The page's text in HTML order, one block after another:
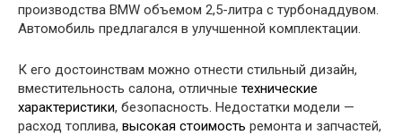
производства BMW объемом 2,5-литра с турбонаддувом.
Автомобиль предлагался в улучшенной комплектации.
К его достоинствам можно отнести стильный дизайн,
вместительность салона, отличные технические
характеристики, безопасность. Недостатки модели —
расход топлива, высокая стоимость ремонта и запчастей,